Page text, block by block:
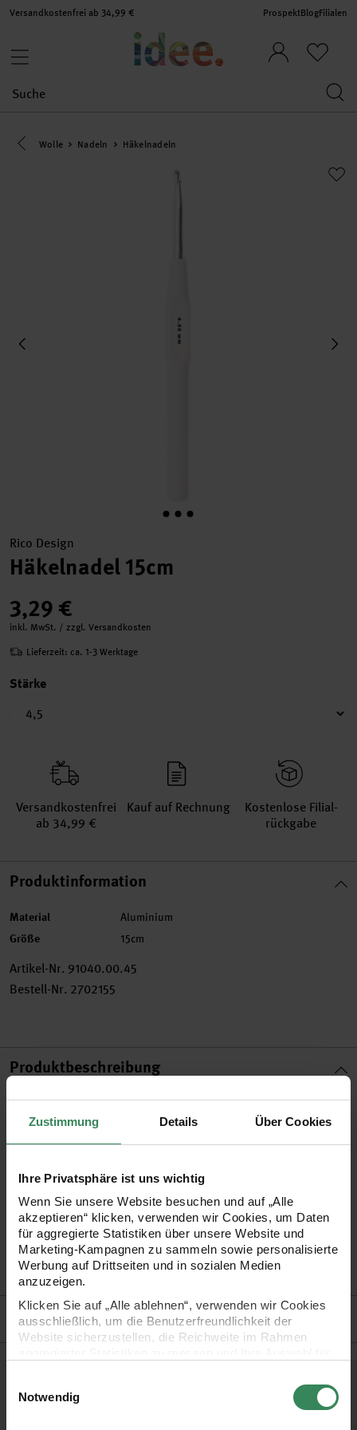
Zustimmung Details Über Cookies
Ihre Privatsphäre ist uns wichtig
Wenn Sie unsere Website besuchen und auf „Alle
akzeptieren“ klicken, verwenden wir Cookies, um Daten
für aggregierte Statistiken über unsere Website und
Marketing-Kampagnen zu sammeln sowie personalisierte
Werbung auf Drittseiten und in sozialen Medien
anzuzeigen.
Klicken Sie auf „Alle ablehnen“, verwenden wir Cookies
ausschließlich, um die Benutzerfreundlichkeit der
Website sicherzustellen, die Reichweite im Rahmen
Ihre Einwilligung ist freiwillig und kann jederzeit über den
Link „Cookie-Einstellungen“ im Fußbereich der Seite
Notwendig
Versandkostenfrei ab 34,99 € ProspektBlogFilialen
Eine Kategorie zurück navigieren
Wolle Nadeln Häkelnadeln
Rico Design
Häkelnadel 15cm
3,29 €
inkl. MwSt. / zzgl. Versandkosten
Lieferzeit: ca. 1-3 Werktage
Stärke
Versand­kosten­frei
ab 34,99 €
Kauf auf Rechnung
Kosten­lose Filial­
rückgabe
Produktinformation
Material Aluminium
Größe 15cm
Artikel-Nr. 91040.00.45
Bestell-Nr. 2702155
Produktbeschreibung
Wir bieten Ihnen hier trendige Häkelnadeln für Ihre
Handarbeiten. Häkeln Sie z.B. feine Spitze, kleine
Nadeln sind je nach Stärke aus Stahl, Aluminium oder Acryl
Länge: je ca. 15 cm
verschiedene Farben
viele Stärken zur Auswahl!
Hersteller